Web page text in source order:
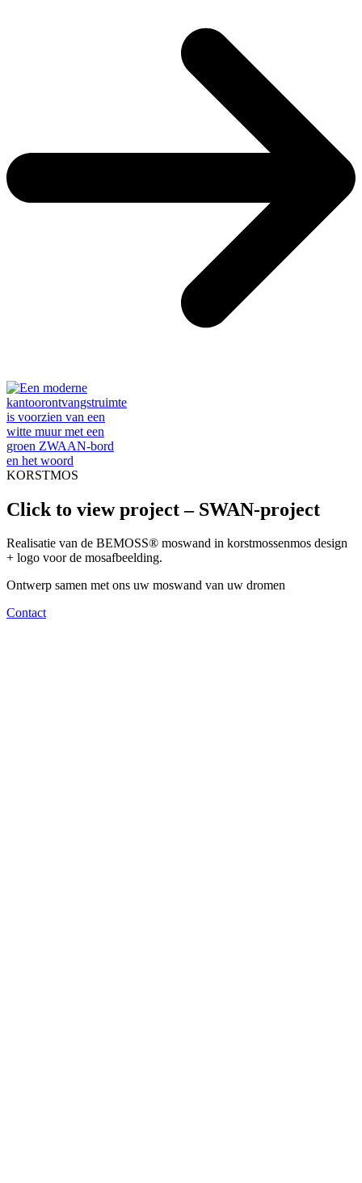
KORSTMOS
Click to view project – SWAN-project
Realisatie van de BEMOSS® moswand in korstmossenmos design
+ logo voor de mosafbeelding.
Ontwerp samen met ons uw moswand van uw dromen
Contact